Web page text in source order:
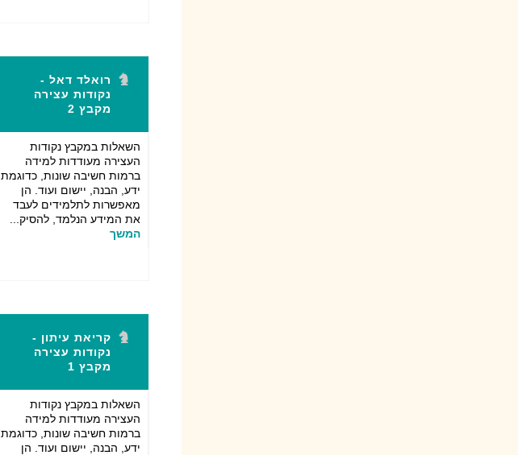
רואלד דאל -
נקודות עצירה
מקבץ 2
השאלות במקבץ נקודות
העצירה מעודדות למידה
ברמות חשיבה שונות, כדוגמת
ידע, הבנה, יישום ועוד. הן
מאפשרות לתלמידים לעבד
את המידע הנלמד, להסיק...
המשך
קריאת עיתון -
נקודות עצירה
מקבץ 1
השאלות במקבץ נקודות
העצירה מעודדות למידה
ברמות חשיבה שונות, כדוגמת
ידע, הבנה, יישום ועוד. הן